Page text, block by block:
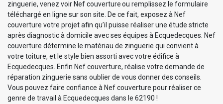
zinguerie, venez voir Nef couverture ou remplissez le formulaire
téléchargé en ligne sur son site. De ce fait, exposez à Nef
couverture votre projet afin qu’il puisse réaliser une étude stricte
après diagnostic à domicile avec ses équipes à Ecquedecques. Nef
couverture détermine le matériau de zinguerie qui convient à
votre toiture, et le style bien assorti avec votre édifice à
Ecquedecques. Enfin Nef couverture, réalise votre demande de
réparation zinguerie sans oublier de vous donner des conseils.
Vous pouvez faire confiance à Nef couverture pour réaliser ce
genre de travail à Ecquedecques dans le 62190 !